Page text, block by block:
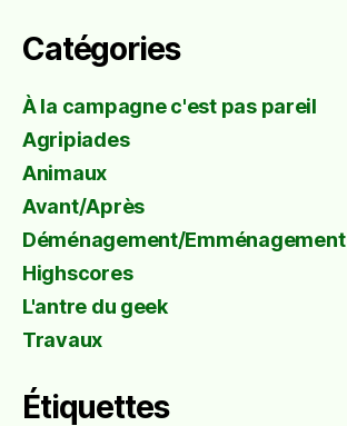
Catégories
À la campagne c'est pas pareil
Agripiades
Animaux
Avant/Après
Déménagement/Emménagement
Highscores
L'antre du geek
Travaux
Étiquettes